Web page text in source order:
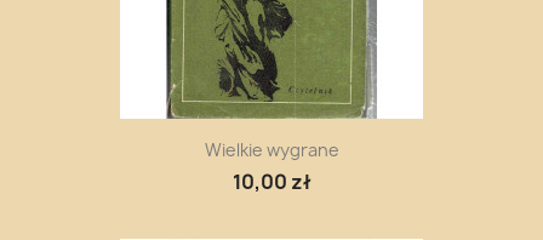
Wielkie wygrane
10,00 zł